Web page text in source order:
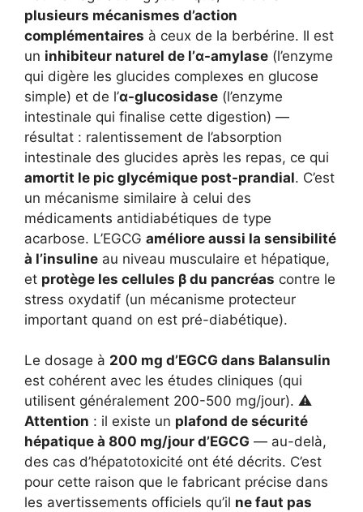
plusieurs mécanismes d’action
complémentaires à ceux de la berbérine. Il est
un inhibiteur naturel de l’α-amylase (l’enzyme
qui digère les glucides complexes en glucose
simple) et de l’α-glucosidase (l’enzyme
intestinale qui finalise cette digestion) —
résultat : ralentissement de l’absorption
intestinale des glucides après les repas, ce qui
amortit le pic glycémique post-prandial. C’est
un mécanisme similaire à celui des
médicaments antidiabétiques de type
acarbose. L’EGCG améliore aussi la sensibilité
à l’insuline au niveau musculaire et hépatique,
et protège les cellules β du pancréas contre le
stress oxydatif (un mécanisme protecteur
important quand on est pré-diabétique).
Le dosage à 200 mg d’EGCG dans Balansulin
est cohérent avec les études cliniques (qui
utilisent généralement 200-500 mg/jour). ⚠️
Attention : il existe un plafond de sécurité
hépatique à 800 mg/jour d’EGCG — au-delà,
des cas d’hépatotoxicité ont été décrits. C’est
pour cette raison que le fabricant précise dans
les avertissements officiels qu’il ne faut pas